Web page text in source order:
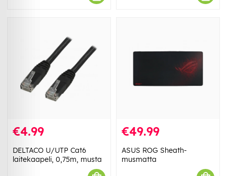
€4.99
DELTACO U/UTP Cat6
laitekaapeli, 0,75m, musta
€49.99
ASUS ROG Sheath-
musmatta